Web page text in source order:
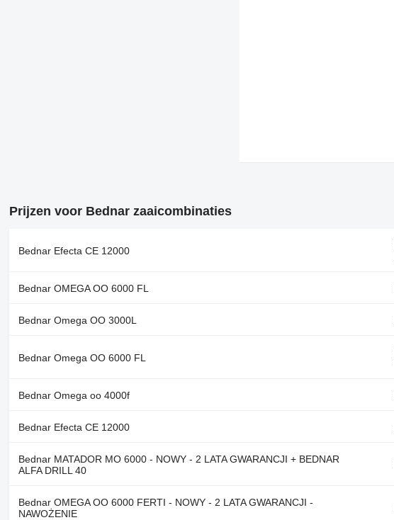
Prijzen voor Bednar zaaicombinaties
Bednar Efecta CE 12000
Bednar OMEGA OO 6000 FL
Bednar Omega OO 3000L
Bednar Omega OO 6000 FL
Bednar Omega oo 4000f
Bednar Efecta CE 12000
Bednar MATADOR MO 6000 - NOWY - 2 LATA GWARANCJI + BEDNAR
ALFA DRILL 40
Bednar OMEGA OO 6000 FERTI - NOWY - 2 LATA GWARANCJI -
NAWOŻENIE